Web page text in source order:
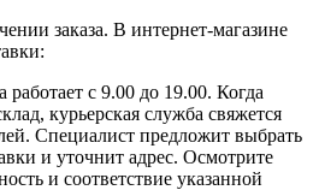
заказа. В интернет-магазине
работает с 9.00 до 19.00. Когда
курьерская служба свяжется
Специалист предложит выбрать
и уточнит адрес. Осмотрите
и соответствие указанной